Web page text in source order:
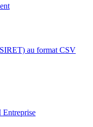
au format CSV
Entreprise